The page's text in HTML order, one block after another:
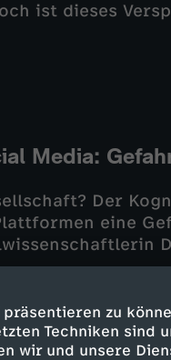
zu
Techniken sind
wir und unsere
ist dieses
Media:
Der
eine
sogar stärken
die Macht der
Demokratie?